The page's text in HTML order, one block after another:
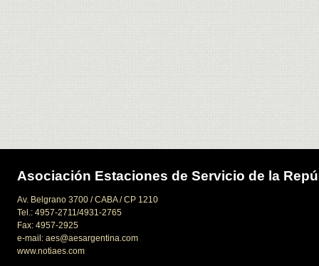
Asociación Estaciones de Servicio de la
Av. Belgrano 3700 / CABA / CP 1210
Tel.: 4957-2711/4931-2765
Fax: 4957-2925
e-mail: aes@aesargentina.com
www.notiaes.com